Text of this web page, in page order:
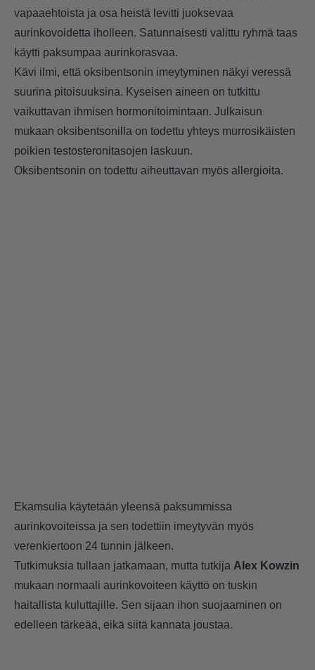
vapaaehtoista ja osa heistä levitti juoksevaa
aurinkovoidetta iholleen. Satunnaisesti valittu ryhmä taas
käytti paksumpaa aurinkorasvaa.
Kävi ilmi, että oksibentsonin imeytyminen näkyi veressä
suurina pitoisuuksina. Kyseisen aineen on tutkittu
vaikuttavan ihmisen hormonitoimintaan. Julkaisun
mukaan oksibentsonilla on todettu yhteys murrosikäisten
poikien testosteronitasojen laskuun.
Oksibentsonin on todettu aiheuttavan myös allergioita.
Ekamsulia käytetään yleensä paksummissa
aurinkovoiteissa ja sen todettiin imeytyvän myös
verenkiertoon 24 tunnin jälkeen.
Tutkimuksia tullaan jatkamaan, mutta tutkija Alex Kowzin
mukaan normaali aurinkovoiteen käyttö on tuskin
haitallista kuluttajille. Sen sijaan ihon suojaaminen on
edelleen tärkeää, eikä siitä kannata joustaa.